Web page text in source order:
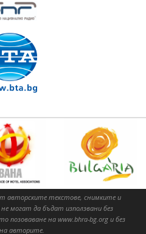
авторските текстове, снимките и
могат да бъдат използвани без
позоваване на www.bhra-bg.org и без
авторите.